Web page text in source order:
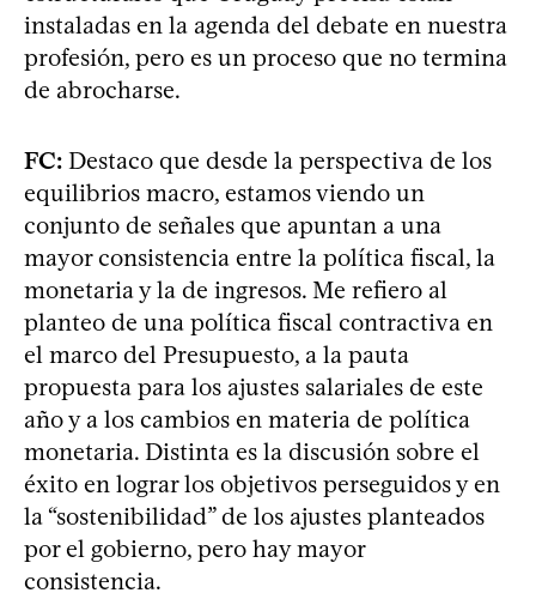
instaladas en la agenda del debate en nuestra
profesión, pero es un proceso que no termina
de abrocharse.
FC: Destaco que desde la perspectiva de los
equilibrios macro, estamos viendo un
conjunto de señales que apuntan a una
mayor consistencia entre la política fiscal, la
monetaria y la de ingresos. Me refiero al
planteo de una política fiscal contractiva en
el marco del Presupuesto, a la pauta
propuesta para los ajustes salariales de este
año y a los cambios en materia de política
monetaria. Distinta es la discusión sobre el
éxito en lograr los objetivos perseguidos y en
la “sostenibilidad” de los ajustes planteados
por el gobierno, pero hay mayor
consistencia.